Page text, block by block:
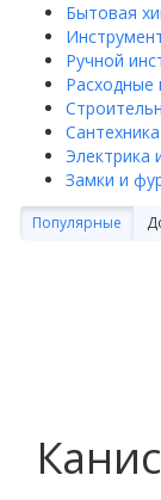
Бытовая
Ручной
Расходные
Сантехника
Электрика
Замки и
Популярные